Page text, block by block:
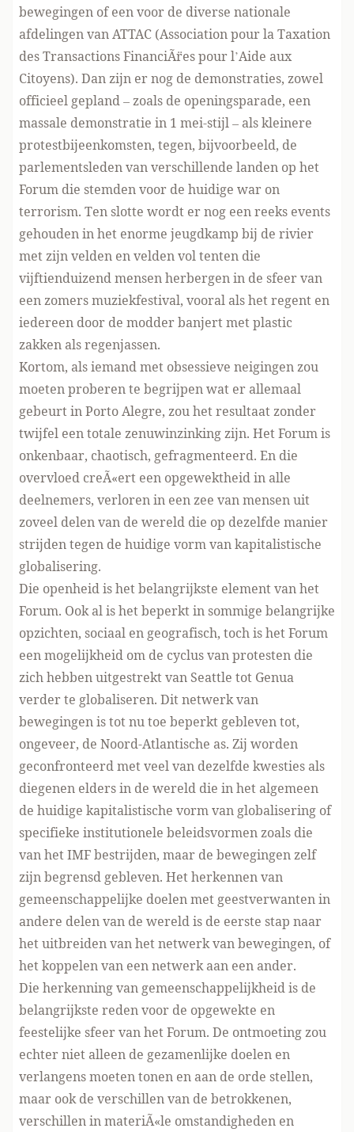
bewegingen of een voor de diverse nationale
afdelingen van ATTAC (Association pour la Taxation
des Transactions FinanciÃ¨res pour l’Aide aux
Citoyens). Dan zijn er nog de demonstraties, zowel
officieel gepland – zoals de openingsparade, een
massale demonstratie in 1 mei-stijl – als kleinere
protestbijeenkomsten, tegen, bijvoorbeeld, de
parlementsleden van verschillende landen op het
Forum die stemden voor de huidige war on
terrorism. Ten slotte wordt er nog een reeks events
gehouden in het enorme jeugdkamp bij de rivier
met zijn velden en velden vol tenten die
vijftienduizend mensen herbergen in de sfeer van
een zomers muziekfestival, vooral als het regent en
iedereen door de modder banjert met plastic
zakken als regenjassen.
Kortom, als iemand met obsessieve neigingen zou
moeten proberen te begrijpen wat er allemaal
gebeurt in Porto Alegre, zou het resultaat zonder
twijfel een totale zenuwinzinking zijn. Het Forum is
onkenbaar, chaotisch, gefragmenteerd. En die
overvloed creÃ«ert een opgewektheid in alle
deelnemers, verloren in een zee van mensen uit
zoveel delen van de wereld die op dezelfde manier
strijden tegen de huidige vorm van kapitalistische
globalisering.
Die openheid is het belangrijkste element van het
Forum. Ook al is het beperkt in sommige belangrijke
opzichten, sociaal en geografisch, toch is het Forum
een mogelijkheid om de cyclus van protesten die
zich hebben uitgestrekt van Seattle tot Genua
verder te globaliseren. Dit netwerk van
bewegingen is tot nu toe beperkt gebleven tot,
ongeveer, de Noord-Atlantische as. Zij worden
geconfronteerd met veel van dezelfde kwesties als
diegenen elders in de wereld die in het algemeen
de huidige kapitalistische vorm van globalisering of
specifieke institutionele beleidsvormen zoals die
van het IMF bestrijden, maar de bewegingen zelf
zijn begrensd gebleven. Het herkennen van
gemeenschappelijke doelen met geestverwanten in
andere delen van de wereld is de eerste stap naar
het uitbreiden van het netwerk van bewegingen, of
het koppelen van een netwerk aan een ander.
Die herkenning van gemeenschappelijkheid is de
belangrijkste reden voor de opgewekte en
feestelijke sfeer van het Forum. De ontmoeting zou
echter niet alleen de gezamenlijke doelen en
verlangens moeten tonen en aan de orde stellen,
maar ook de verschillen van de betrokkenen,
verschillen in materiÃ«le omstandigheden en